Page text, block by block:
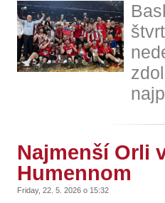
Najmenší Orli
Humennom
Friday, 22. 5. 2026 o 15:32